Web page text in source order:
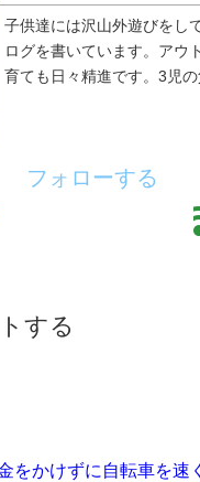
子供達には沢山外遊びをし
ログを書いています。アウ
育ても日々精進です。3児の
フォローする
する
をかけずに自転車を速